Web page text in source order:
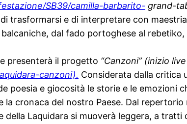
SB39/camilla-barbarito- grand-
trasformarsi e di interpretare con
dal fado portoghese al
presenterà il progetto “Canzoni” (inizio
canzoni). Considerata dalla critica
poesia e giocosità le storie e le emozioni
la cronaca del nostro Paese. Dal
Laquidara si muoverà leggera, a tratti